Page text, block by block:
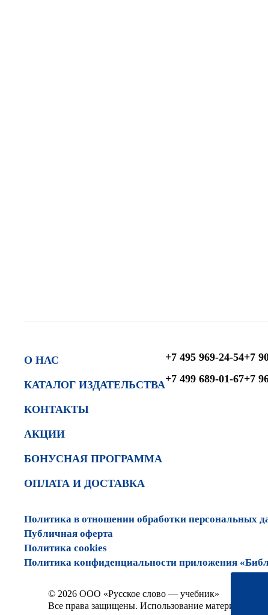
О НАС
КАТАЛОГ ИЗДАТЕЛЬСТВА
КОНТАКТЫ
АКЦИИ
БОНУСНАЯ ПРОГРАММА
ОПЛАТА И ДОСТАВКА
+7 495 969-24-54
+7 499 689-01-67
+7
+7
Политика в отношении обработки персональных
Публичная оферта
Политика cookies
Политика конфиденциальности приложения
© 2026 ООО «Русское слово — учебник»
Все права защищены. Использование материалов